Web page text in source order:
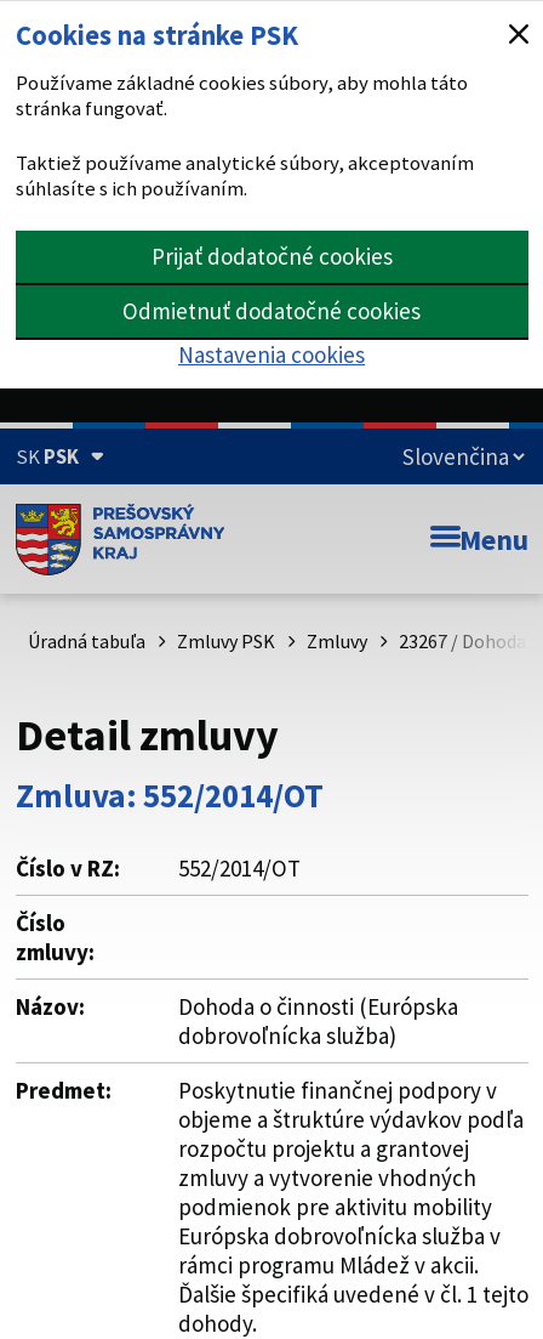
Cookies na stránke PSK
Používame základné cookies súbory, aby mohla táto
stránka fungovať.
Taktiež používame analytické súbory, akceptovaním
súhlasíte s ich používaním.
Prijať dodatočné cookies
Odmietnuť dodatočné cookies
Nastavenia cookies
SKPSK
Doména psk.sk je oficiálna
Toto je oficiálna webová stránka Prešovského
psk.sk.
Buďte pozorní a vždy sa uistite, že zdieľate informácie iba
cez zabezpečenú webovú stránku. Zabezpečená stránka
vždy začína https:// pred názvom domény webového sídla.
Menu
Úradná tabuľa Zmluvy PSK Zmluvy 23267 / Dohoda
Detail zmluvy
Zmluva: 552/2014/OT
Číslo v RZ:
552/2014/OT
Číslo
zmluvy:
Názov:
Dohoda o činnosti (Európska
dobrovoľnícka služba)
Predmet:
Poskytnutie finančnej podpory v
objeme a štruktúre výdavkov podľa
rozpočtu projektu a grantovej
zmluvy a vytvorenie vhodných
podmienok pre aktivitu mobility
Európska dobrovoľnícka služba v
rámci programu Mládež v akcii.
Ďalšie špecifiká uvedené v čl. 1 tejto
dohody.